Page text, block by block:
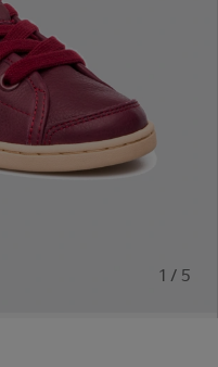
1 / 5